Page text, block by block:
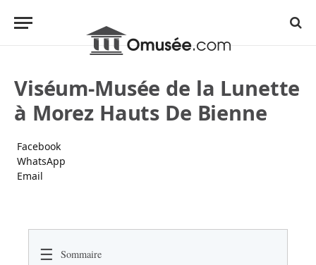
Viséum-Musée de la Lunette
à Morez Hauts De Bienne
Facebook
WhatsApp
Email
☰ Sommaire